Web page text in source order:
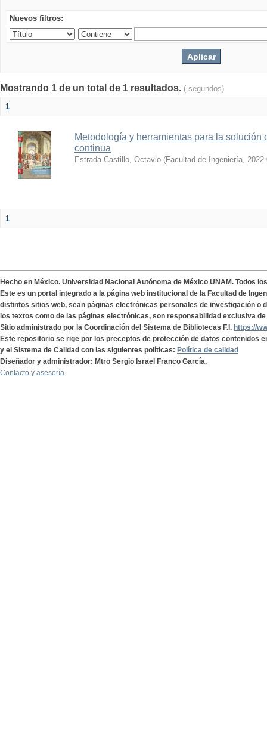
Nuevos filtros:
Mostrando 1 de un total de 1 resultados. ( segundos)
1
Metodología y herramientas para la solución
continua
Estrada Castillo, Octavio (Facultad de Ingeniería,
1
Hecho en México. Universidad Nacional Autónoma de México UNAM. Todos
Este es un portal integrado a la página web institucional de la Facultad de
distintos sitios web, sean páginas electrónicas personales de investigación o
los textos como de las páginas electrónicas, son responsabilidad exclusiva
Sitio administrado por la Coordinación del Sistema de Bibliotecas F.I. https://
Este repositorio se rige por los preceptos de protección de datos contenidos
y el Sistema de Calidad con las siguientes políticas: Política de calidad
Diseñador y administrador: Mtro Sergio Israel Franco García.
Contacto y asesoría